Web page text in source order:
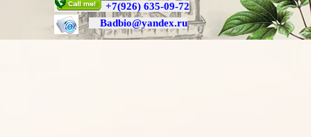
+7(926) 635-09-72
Badbio@yandex.ru